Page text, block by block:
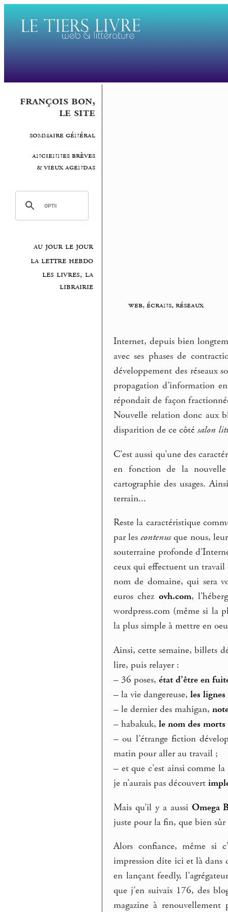
françois bon,
le site
sommaire général
anciennes brèves
& vieux agendas
au jour le jour
la lettre hebdo
les livres, la
librairie
web, écrans, réseaux
Internet, depuis bien
avec ses phases de
développement des réseaux
propagation d’information
répondait de façon
Nouvelle relation donc aux
disparition de ce côtésalon
C’est aussi qu’une des
en fonction de la
cartographie des usages.
terrain...
Reste la caractéristique
par les contenusque nous,
souterraine profonde
ceux qui effectuent un
nom de domaine, qui sera
euros chez ovh.com,
wordpress.com (même si la
la plus simple à mettre en
Ainsi, cette semaine, billets
lire, puis relayer :
– 36 poses,état d’être en
– la vie dangereuse,les
– le dernier des mahigan,
– habakuk,le nom des morts
– ou l’étrange fiction
matin pour aller au travail ;
– et que c’est ainsi comme
je n’aurais pas découvert
Mais qu’il y a aussi Omega
juste pour la fin, que bien sûr
Alors confiance, même si
impression dite ici et là dans
en lançant feedly,
que j’en suivais 176, des
magazine à